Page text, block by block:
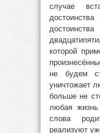
случае
которой
не будем
уничтожает
больше не
любая
слова
реализуют